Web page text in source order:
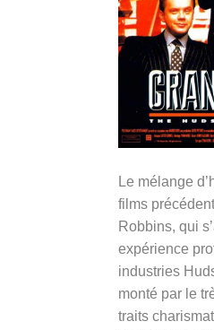
Le mélange
films
Robbins, qui
expérience
industries
monté par le
traits